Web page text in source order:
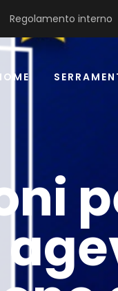
Regolamento interno